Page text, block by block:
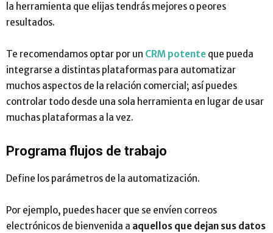
la herramienta que elijas tendrás mejores o peores
resultados.
Te recomendamos optar por un CRM potente que pueda
integrarse a distintas plataformas para automatizar
muchos aspectos de la relación comercial; así puedes
controlar todo desde una sola herramienta en lugar de usar
muchas plataformas a la vez.
Programa flujos de trabajo
Define los parámetros de la automatización.
Por ejemplo, puedes hacer que se envíen correos
electrónicos de bienvenida a aquellos que dejan sus datos